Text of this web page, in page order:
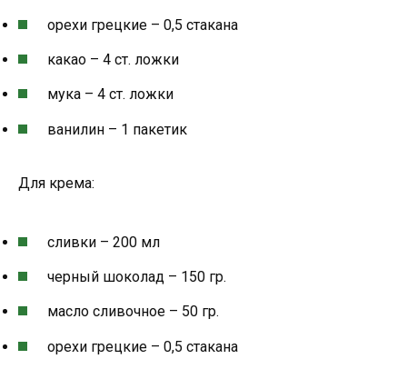
орехи грецкие – 0,5 стакана
какао – 4 ст. ложки
мука – 4 ст. ложки
ванилин – 1 пакетик
Для крема:
сливки – 200 мл
черный шоколад – 150 гр.
масло сливочное – 50 гр.
орехи грецкие – 0,5 стакана